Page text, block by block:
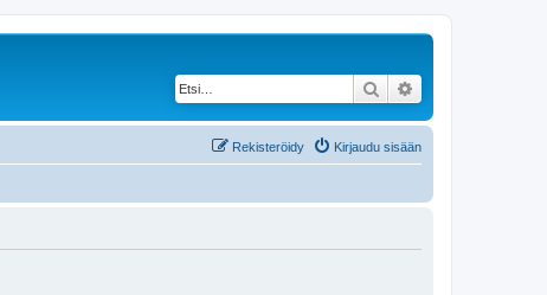
Etsi
Kirjaudu sisään
Rekisteröidy